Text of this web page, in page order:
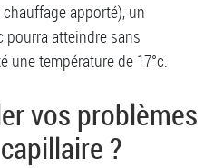
apporté), un
pourra atteindre sans
une température de 17°c.
vos
capillaire ?